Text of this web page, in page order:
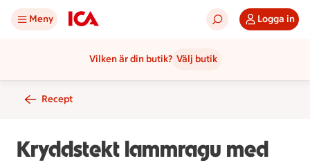
Meny Logga in
Vilken är din butik? Välj butik
Recept
Kryddstekt lammragu med